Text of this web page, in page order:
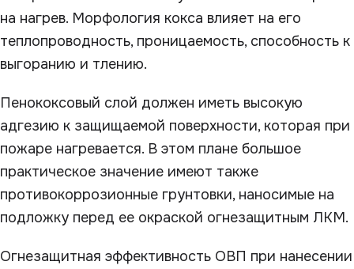
на нагрев. Морфология кокса влияет на его
теплопроводность, проницаемость, способность к
выгоранию и тлению.
Пенококсовый слой должен иметь высокую
адгезию к защищаемой поверхности, которая при
пожаре нагревается. В этом плане большое
практическое значение имеют также
противокоррозионные грунтовки, наносимые на
подложку перед ее окраской огнезащитным ЛКМ.
Огнезащитная эффективность ОВП при нанесении